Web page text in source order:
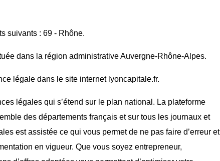
suivants : 69 - Rhône.
dans la région administrative Auvergne-Rhône-Alpes.
légale dans le site internet lyoncapitale.fr.
légales qui s’étend sur le plan national. La plateforme
des départements français et sur tous les journaux et
est assistée ce qui vous permet de ne pas faire d’erreur et
en vigueur. Que vous soyez entrepreneur,